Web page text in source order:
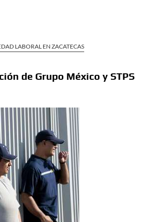
LABORAL EN ZACATECAS
de Grupo México y STPS